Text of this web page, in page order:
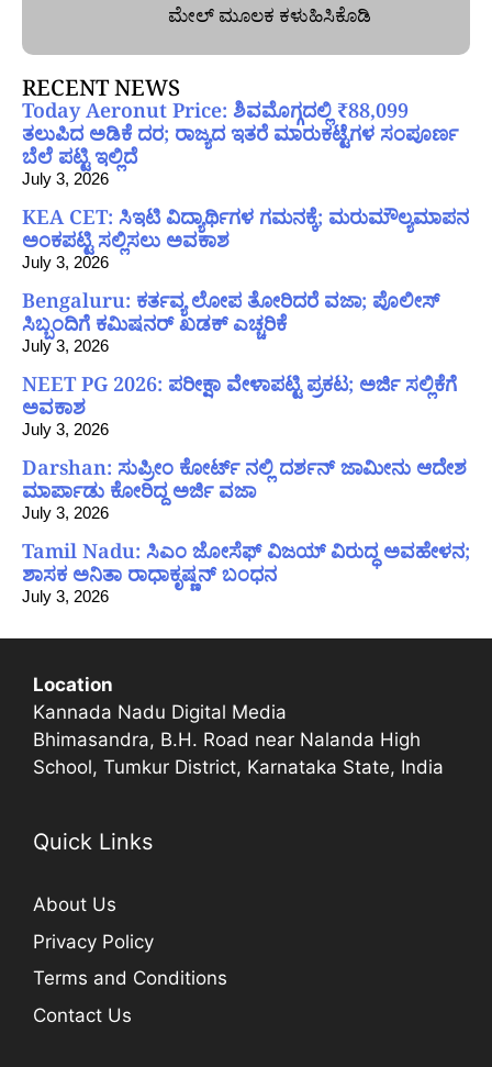
ಮೇಲ್‌ ಮೂಲಕ ಕಳುಹಿಸಿಕೊಡಿ
RECENT NEWS
Today Aeronut Price: ಶಿವಮೊಗ್ಗದಲ್ಲಿ ₹88,099
ತಲುಪಿದ ಅಡಿಕೆ ದರ; ರಾಜ್ಯದ ಇತರೆ ಮಾರುಕಟ್ಟೆಗಳ ಸಂಪೂರ್ಣ
ಬೆಲೆ ಪಟ್ಟಿ ಇಲ್ಲಿದೆ
July 3, 2026
KEA CET: ಸಿಇಟಿ ವಿದ್ಯಾರ್ಥಿಗಳ ಗಮನಕ್ಕೆ; ಮರುಮೌಲ್ಯಮಾಪನ
ಅಂಕಪಟ್ಟಿ ಸಲ್ಲಿಸಲು ಅವಕಾಶ
July 3, 2026
Bengaluru: ಕರ್ತವ್ಯ ಲೋಪ ತೋರಿದರೆ ವಜಾ; ಪೊಲೀಸ್
ಸಿಬ್ಬಂದಿಗೆ ಕಮಿಷನರ್ ಖಡಕ್ ಎಚ್ಚರಿಕೆ
July 3, 2026
NEET PG 2026: ಪರೀಕ್ಷಾ ವೇಳಾಪಟ್ಟಿ ಪ್ರಕಟ; ಅರ್ಜಿ ಸಲ್ಲಿಕೆಗೆ
ಅವಕಾಶ
July 3, 2026
Darshan: ಸುಪ್ರೀಂ ಕೋರ್ಟ್ ನಲ್ಲಿ ದರ್ಶನ್ ಜಾಮೀನು ಆದೇಶ
ಮಾರ್ಪಾಡು ಕೋರಿದ್ದ ಅರ್ಜಿ ವಜಾ
July 3, 2026
Tamil Nadu: ಸಿಎಂ ಜೋಸೆಫ್ ವಿಜಯ್ ವಿರುದ್ಧ ಅವಹೇಳನ;
ಶಾಸಕ ಅನಿತಾ ರಾಧಾಕೃಷ್ಣನ್ ಬಂಧನ
July 3, 2026
Location
Kannada Nadu Digital Media
Bhimasandra, B.H. Road near Nalanda High
School, Tumkur District, Karnataka State, India
Quick Links
About Us
Privacy Policy
Terms and Conditions
Contact Us